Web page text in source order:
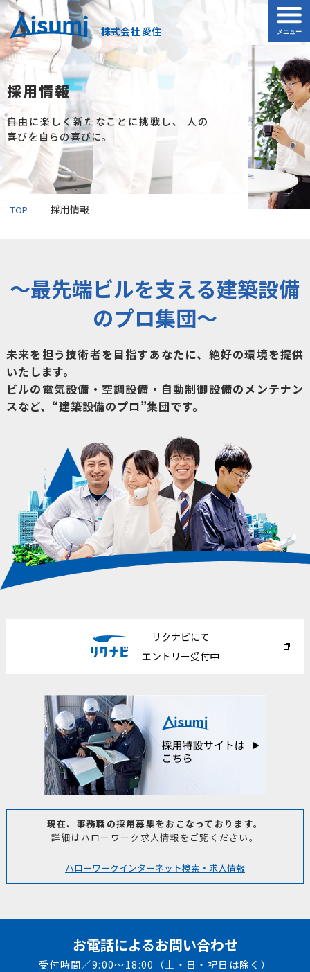
株式会社 愛住
採用情報
自由に楽しく新たなことに挑戦し、
人の
喜びを自らの喜びに。
TOP 採用情報
～最先端ビルを支える建築設備
のプロ集団～
未来を担う技術者を目指すあなたに、絶好の環境を提供
いたします。
ビルの電気設備・空調設備・自動制御設備のメンテナン
スなど、“建築設備のプロ”集団です。
リクナビにて
エントリー受付中
現在、事務職の採用募集をおこなっております。
詳細はハローワーク求人情報をご覧ください。
ハローワークインターネット検索・求人情報
お電話によるお問い合わせ
受付時間／9:00～18:00（土・日・祝日は除く）